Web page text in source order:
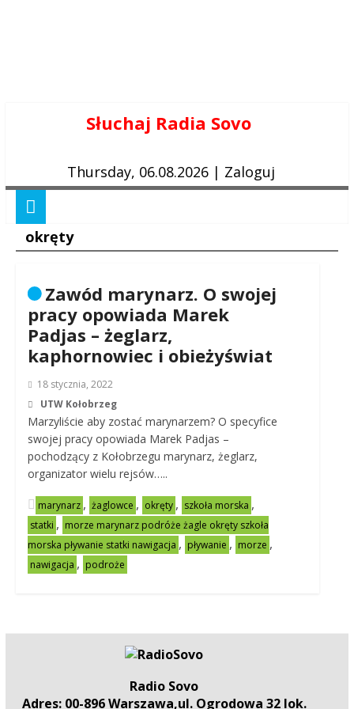
Słuchaj Radia Sovo
Thursday, 06.08.2026 | Zaloguj
okręty
Zawód marynarz. O swojej
pracy opowiada Marek
Padjas – żeglarz,
kaphornowiec i obieżyświat
18 stycznia, 2022
UTW Kołobrzeg
Marzyliście aby zostać marynarzem? O specyfice
swojej pracy opowiada Marek Padjas –
pochodzący z Kołobrzegu marynarz, żeglarz,
organizator wielu rejsów…..
marynarz , żaglowce , okręty , szkoła morska ,
statki , morze marynarz podróże żagle okręty szkoła
morska pływanie statki nawigacja , pływanie , morze ,
nawigacja , podroże
Radio Sovo
Adres: 00-896 Warszawa,ul. Ogrodowa 32 lok.